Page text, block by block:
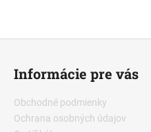
Informácie pre vás
Obchodné podmienky
Ochrana osobných údajov